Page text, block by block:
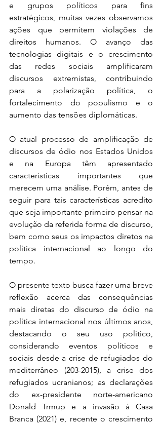
e grupos políticos para fins
estratégicos, muitas vezes observamos
ações que permitem violações de
direitos humanos. O avanço das
tecnologias digitais e o crescimento
das redes sociais amplificaram
discursos extremistas, contribuindo
para a polarização política, o
fortalecimento do populismo e o
aumento das tensões diplomáticas.
O atual processo de amplificação de
discursos de ódio nos Estados Unidos
e na Europa têm apresentado
características importantes que
merecem uma análise. Porém, antes de
seguir para tais características acredito
que seja importante primeiro pensar na
evolução da referida forma de discurso,
bem como seus os impactos diretos na
política internacional ao longo do
tempo.
O presente texto busca fazer uma breve
reflexão acerca das consequências
mais diretas do discurso de ódio na
política internacional nos últimos anos,
destacando o seu uso político,
considerando eventos políticos e
sociais desde a crise de refugiados do
mediterrâneo (203-2015), a crise dos
refugiados ucranianos; as declarações
do ex-presidente norte-americano
Donald Trmup e a invasão à Casa
Branca (2021) e, recente o crescimento